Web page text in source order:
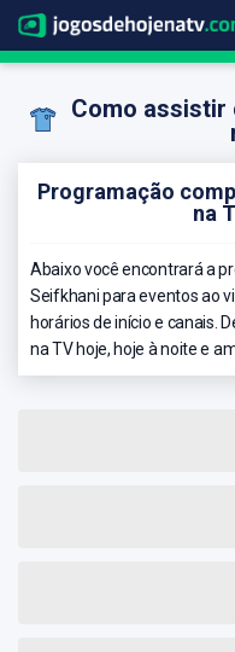
Como assistir
Programação
na
Abaixo você encontrará a
Seifkhani para eventos ao
horários de início e canais.
na TV hoje, hoje à noite e